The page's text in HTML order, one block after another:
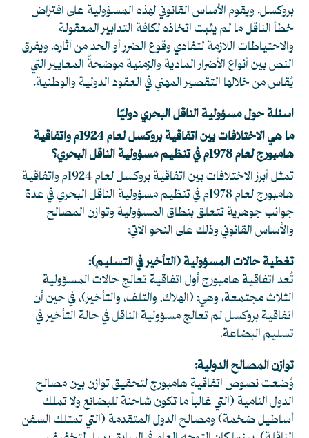
بروكسل. ويقوم الأساس القانوني لهذه المسؤولية على افتراض
خطأ الناقل ما لم يثبت اتخاذه لكافة التدابير المعقولة
والاحتياطات اللازمة لتفادي وقوع الضرر أو الحد من آثاره. ويفرق
النص بين أنواع الأضرار المادية والزمنية موضحةً المعايير التي
يُقاس من خلالها التقصير المهني في العقود الدولية والوطنية.
اسئلة حول مسؤولية الناقل البحري دوليًا
ما هي الاختلافات بين اتفاقية بروكسل لعام 1924م واتفاقية
هامبورج لعام 1978م في تنظيم مسؤولية الناقل البحري؟
تمثل أبرز الاختلافات بين اتفاقية بروكسل لعام 1924م واتفاقية
هامبورج لعام 1978م في تنظيم مسؤولية الناقل البحري في عدة
جوانب جوهرية تتعلق بنطاق المسؤولية وتوازن المصالح
والأساس القانوني وذلك على النحو الآتي:
تغطية حالات المسؤولية (التأخير في التسليم):
تُعد اتفاقية هامبورج أول اتفاقية تعالج حالات المسؤولية
الثلاث مجتمعة، وهي: (الهلاك، والتلف، والتأخير)، في حين أن
اتفاقية بروكسل لم تعالج مسؤولية الناقل في حالة التأخير في
تسليم البضاعة.
توازن المصالح الدولية:
وُضعت نصوص اتفاقية هامبورج لتحقيق توازن بين مصالح
الدول النامية (التي غالباً ما تكون شاحنة للبضائع ولا تملك
أساطيل ضخمة) ومصالح الدول المتقدمة (التي تمتلك السفن